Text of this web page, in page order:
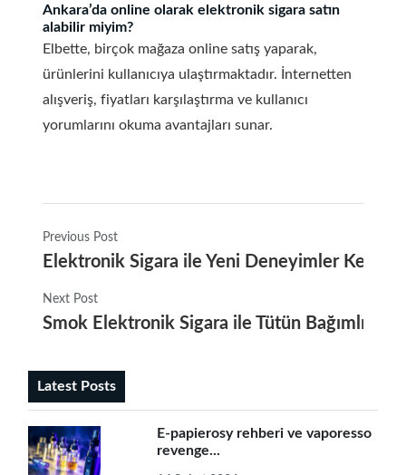
Ankara’da online olarak elektronik sigara satın
alabilir miyim?
Elbette, birçok mağaza online satış yaparak,
ürünlerini kullanıcıya ulaştırmaktadır. İnternetten
alışveriş, fiyatları karşılaştırma ve kullanıcı
yorumlarını okuma avantajları sunar.
Previous Post
Elektronik Sigara ile Yeni Deneyimler
Next Post
Smok Elektronik Sigara ile Tütün
Latest Posts
E-papierosy rehberi ve vaporesso
revenge...